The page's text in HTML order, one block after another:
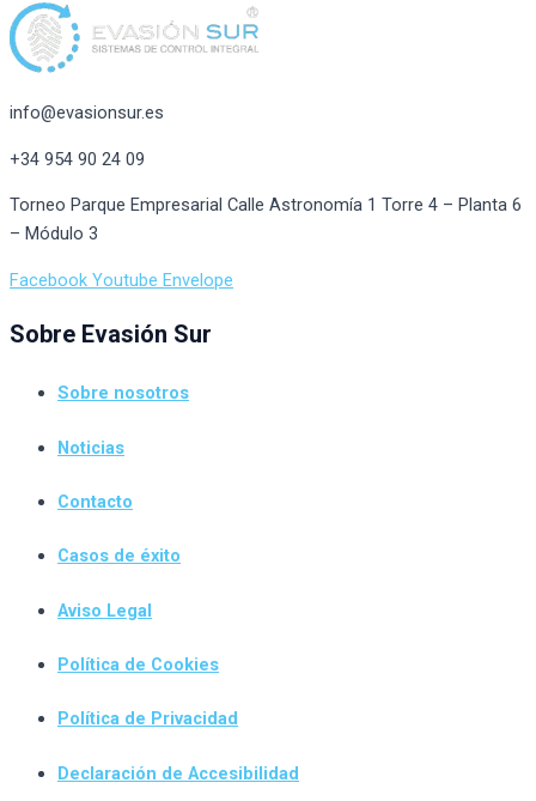
info@evasionsur.es
+34 954 90 24 09
Torneo Parque Empresarial Calle Astronomía 1 Torre 4 – Planta 6
– Módulo 3
Facebook Youtube Envelope
Sobre Evasión Sur
Sobre nosotros
Noticias
Contacto
Casos de éxito
Aviso Legal
Política de Cookies
Política de Privacidad
Declaración de Accesibilidad